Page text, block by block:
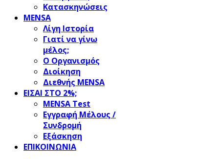
Κατασκηνώσεις
MENSA
Λίγη Ιστορία
Γιατί να γίνω
μέλος;
Ο Οργανισμός
Διοίκηση
Διεθνής MENSA
ΕΙΣΑΙ ΣΤΟ 2%;
ΜΕΝSΑ Test
Εγγραφή Μέλους /
Συνδρομή
Εξάσκηση
ΕΠΙΚΟΙΝΩΝΙΑ